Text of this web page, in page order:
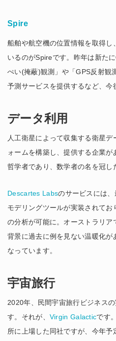
Spire
船舶や航空機の位置情報を取得し
いるのがSpireです。昨年は新た
ぺい(掩蔽)観測」や「GPS反射観
予測サービスを提供するなど、今
データ利用
人工衛星によって収集する衛星
ォームを構築し、提供する企業
哲学者であり、数学者の名を冠し
Descartes Labsのサービスには
モデリングツールが実装されて
の分析が可能に。オーストラリ
背景に過去に例を見ない温暖化が
なっています。
宇宙旅行
2020年、民間宇宙旅行ビジネス
す。それが、 Virgin Galacticです
所に上場した同社ですが、今年